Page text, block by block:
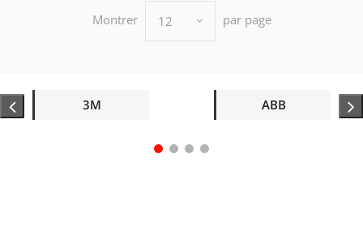
Montrer 12 par page
3M ABB